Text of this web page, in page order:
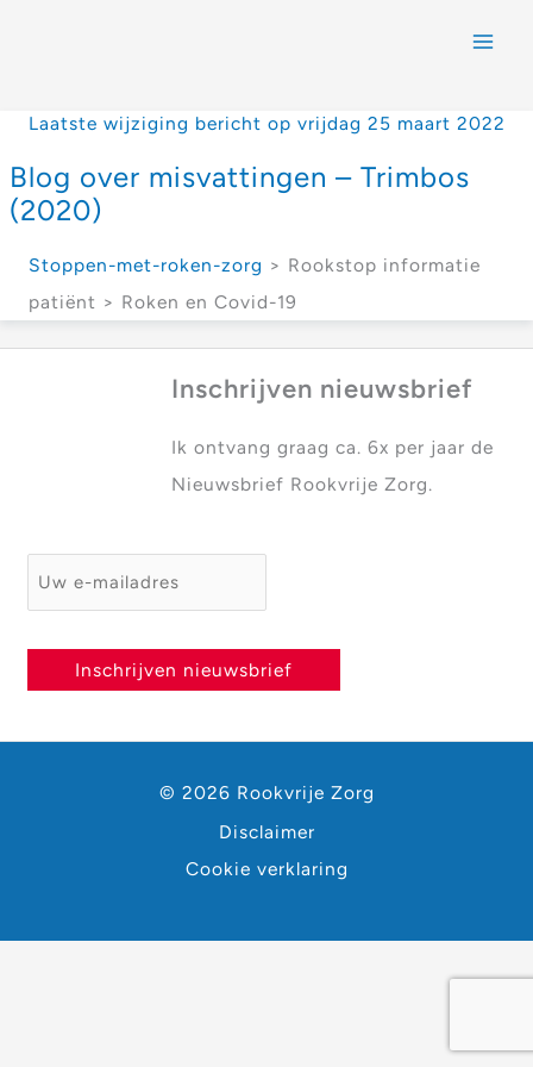
Laatste wijziging bericht op vrijdag 25 maart 2022
Blog over misvattingen – Trimbos
(2020)
Stoppen-met-roken-zorg > Rookstop informatie
patiënt > Roken en Covid-19
Inschrijven nieuwsbrief
Ik ontvang graag ca. 6x per jaar de
Nieuwsbrief Rookvrije Zorg.
E-mailadres *
Inschrijven nieuwsbrief
© 2026 Rookvrije Zorg
Disclaimer
Cookie verklaring